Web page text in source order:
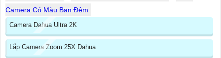
Camera Có Màu Ban Đêm
Camera Dahua Ultra 2K
Lắp Camera Zoom 25X Dahua